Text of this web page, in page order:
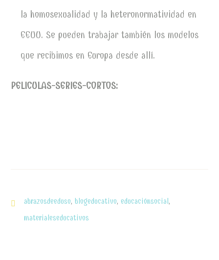
la homosexualidad y la heteronormatividad en
EEUU. Se pueden trabajar también los modelos
que recibimos en Europa desde allí.
PELICULAS-SERIES-CORTOS:
abrazosdeeduso,blogeducativo,educaciónsocial,
materialeseducativos